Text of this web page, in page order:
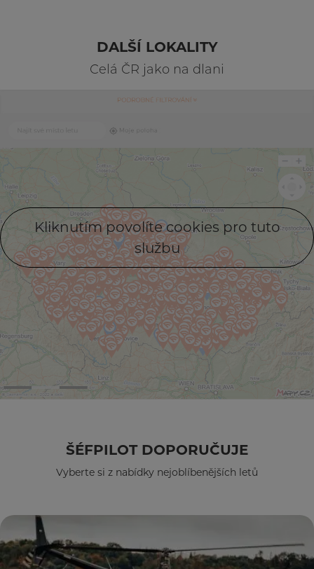
DALŠÍ LOKALITY
Celá ČR jako na dlani
Kliknutím povolíte cookies pro tuto
službu
ŠÉFPILOT DOPORUČUJE
Vyberte si z nabídky nejoblíbenějších letů